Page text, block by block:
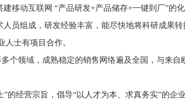
移动互联网 “产品研发+产品储存+一键到厂”的化
组成，研发经验丰富，能尽快地将科研成果转
人士有项目合作。
领域，成熟稳定的销售网络遍及全国，与来自
经营宗旨，倡导“以人才为本、求真务实”的企